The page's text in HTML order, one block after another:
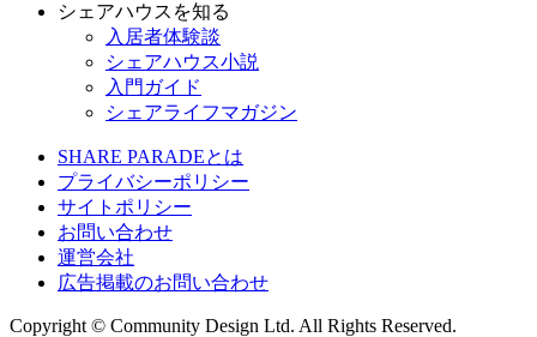
シェアハウスを知る
入居者体験談
シェアハウス小説
入門ガイド
シェアライフマガジン
SHARE PARADEとは
プライバシーポリシー
サイトポリシー
お問い合わせ
運営会社
広告掲載のお問い合わせ
Copyright © Community Design Ltd. All Rights Reserved.